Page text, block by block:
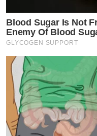
Blood Sugar Is Not
Enemy Of Blood
GLYCOGEN SUPPORT